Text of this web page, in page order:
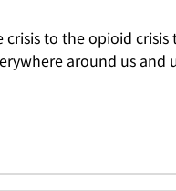
to the opioid crisis
around us